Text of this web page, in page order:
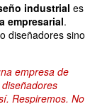
industrial es
empresarial.
diseñadores sino
empresa de
Respiremos. No